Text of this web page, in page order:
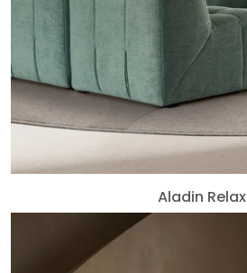
Aladin Relax